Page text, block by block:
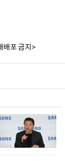
배포 금지>